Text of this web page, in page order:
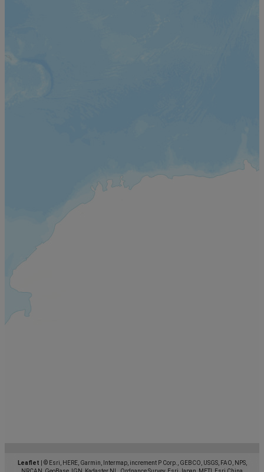
Leaflet
© Esri, HERE, Garmin, Intermap, increment P Corp., GEBCO, USGS, FAO, NPS,